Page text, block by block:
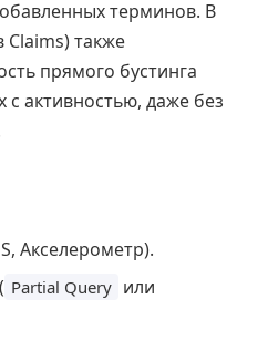
терминов. В
Claims) также
прямого бустинга
с активностью, даже без
Акселерометр).
Partial Query или